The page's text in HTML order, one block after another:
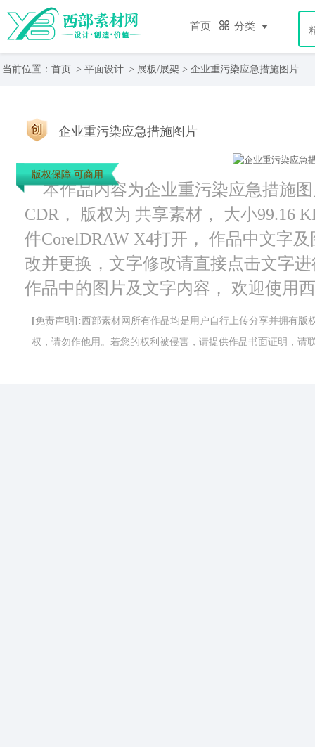
首页 分类
当前位置： 首页 > 平面设计 > 展板/展架 > 企业重污染应急措施图片
企业重污染应急措施图片
版权保障 可商用
本作品内容为企业重污染应急措施
CDR， 版权为 共享素材， 大小99.16
件CorelDRAW X4打开， 作品中文字
改并更换，文字修改请直接点击文字
作品中的图片及文字内容， 欢迎使用
[免责声明]:西部素材网所有作品均是用户自行上传分享并拥有
权，请勿作他用。若您的权利被侵害，请提供作品书面证明，请